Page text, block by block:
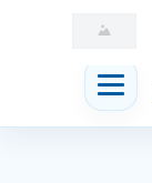
☎ (41)